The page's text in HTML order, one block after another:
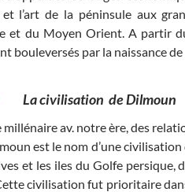
l’art de la péninsule aux
et du Moyen Orient. A partir
bouleversés par la naissance de
La civilisation de Dilmoun
millénaire av. notre ère, des
est le nom d’une
et les iles du Golfe
civilisation fut prioritaire